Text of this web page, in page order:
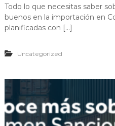
Todo lo que necesitas saber
buenos en la importación en
planificadas con […]
Uncategorized